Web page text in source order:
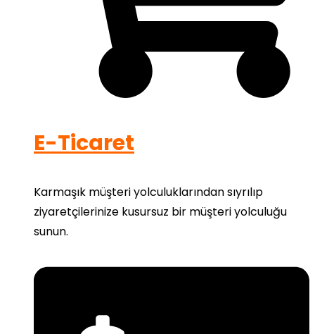
E-Ticaret
Karmaşık müşteri yolculuklarından sıyrılıp
ziyaretçilerinize kusursuz bir müşteri yolculuğu
sunun.